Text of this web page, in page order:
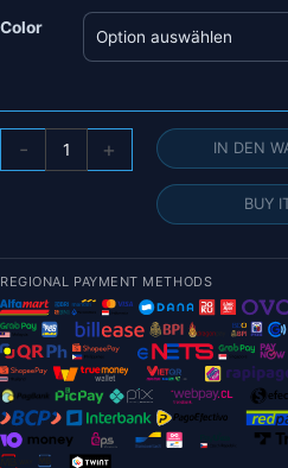
Color
-
V
Akku
mit
7,4
V
USB-
Ladegerät
für
+ IN DEN
BUY
REGIONAL PAYMENT METHODS